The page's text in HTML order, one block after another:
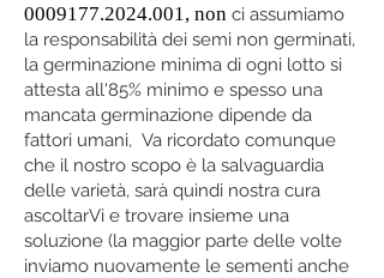
0009177.2024.001, non ci assumiamo
la responsabilità dei semi non germinati,
la germinazione minima di ogni lotto si
attesta all'85% minimo e spesso una
mancata germinazione dipende da
fattori umani, Va ricordato comunque
che il nostro scopo è la salvaguardia
delle varietà, sarà quindi nostra cura
ascoltarVi e trovare insieme una
soluzione (la maggior parte delle volte
inviamo nuovamente le sementi anche